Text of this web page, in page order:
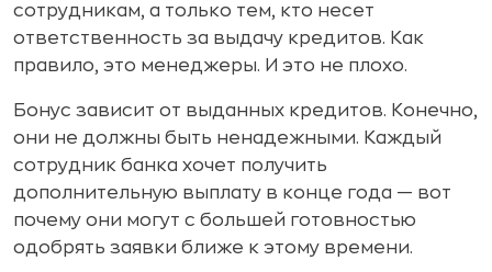
сотрудникам, а только тем, кто несет
ответственность за выдачу кредитов. Как
правило, это менеджеры. И это не плохо.
Бонус зависит от выданных кредитов. Конечно,
они не должны быть ненадежными. Каждый
сотрудник банка хочет получить
дополнительную выплату в конце года — вот
почему они могут с большей готовностью
одобрять заявки ближе к этому времени.